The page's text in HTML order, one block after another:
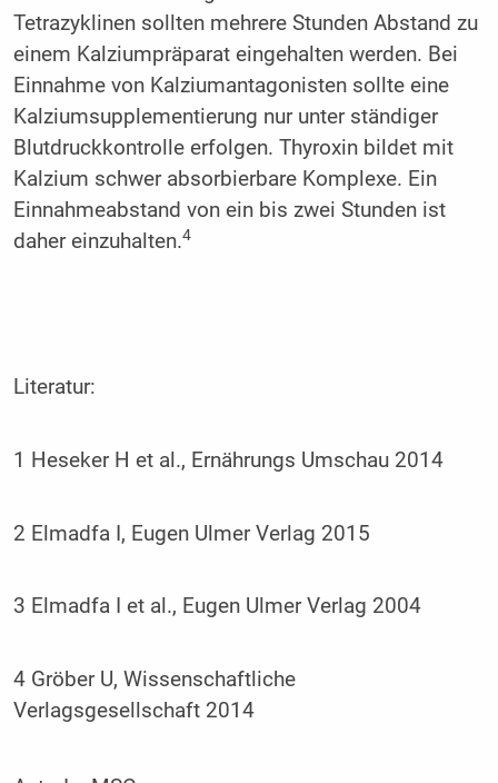
Tetrazyklinen sollten mehrere Stunden Abstand zu
einem Kalziumpräparat eingehalten werden. Bei
Einnahme von Kalziumantagonisten sollte eine
Kalziumsupplementierung nur unter ständiger
Blutdruckkontrolle erfolgen. Thyroxin bildet mit
Kalzium schwer absorbierbare Komplexe. Ein
Einnahmeabstand von ein bis zwei Stunden ist
daher einzuhalten.4
Literatur:
1 Heseker H et al., Ernährungs Umschau 2014
2 Elmadfa I, Eugen Ulmer Verlag 2015
3 Elmadfa I et al., Eugen Ulmer Verlag 2004
4 Gröber U, Wissenschaftliche
Verlagsgesellschaft 2014